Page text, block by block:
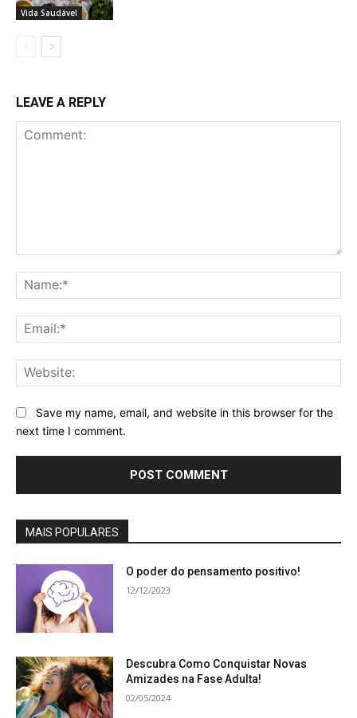
Vida Saudável
LEAVE A REPLY
Save my name, email, and website in this browser for the
next time I comment.
MAIS POPULARES
O poder do pensamento positivo!
12/12/2023
Descubra Como Conquistar Novas
Amizades na Fase Adulta!
02/05/2024